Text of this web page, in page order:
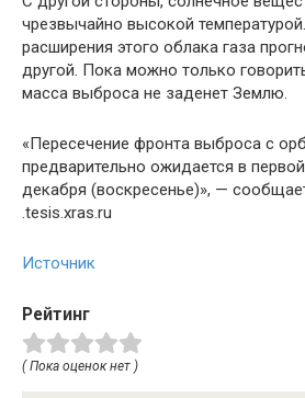
чрезвычайно высокой
расширения этого облака газа
другой. Пока можно только
масса выброса не заденет Землю.
«Пересечение фронта выброса с
предварительно ожидается в
декабря (воскресенье)», —
.tesis.xras.ru
Источник
Рейтинг
( Пока оценок нет )